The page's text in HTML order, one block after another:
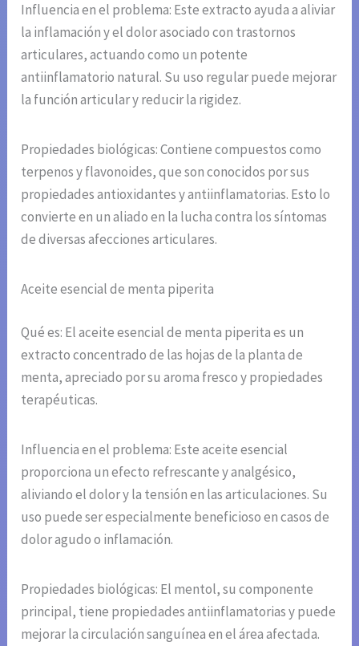
Influencia en el problema: Este extracto ayuda a aliviar
la inflamación y el dolor asociado con trastornos
articulares, actuando como un potente
antiinflamatorio natural. Su uso regular puede mejorar
la función articular y reducir la rigidez.
Propiedades biológicas: Contiene compuestos como
terpenos y flavonoides, que son conocidos por sus
propiedades antioxidantes y antiinflamatorias. Esto lo
convierte en un aliado en la lucha contra los síntomas
de diversas afecciones articulares.
Aceite esencial de menta piperita
Qué es: El aceite esencial de menta piperita es un
extracto concentrado de las hojas de la planta de
menta, apreciado por su aroma fresco y propiedades
terapéuticas.
Influencia en el problema: Este aceite esencial
proporciona un efecto refrescante y analgésico,
aliviando el dolor y la tensión en las articulaciones. Su
uso puede ser especialmente beneficioso en casos de
dolor agudo o inflamación.
Propiedades biológicas: El mentol, su componente
principal, tiene propiedades antiinflamatorias y puede
mejorar la circulación sanguínea en el área afectada.